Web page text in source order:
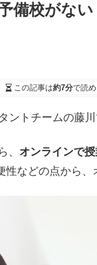
備校がない
この記事は約7分で読め
ントチームの藤川
、 オンラインで
などの点から、